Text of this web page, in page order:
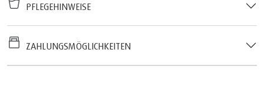
PFLEGEHINWEISE
ZAHLUNGSMÖGLICHKEITEN